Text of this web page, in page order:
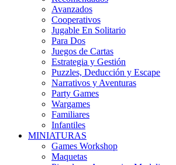
Avanzados
Cooperativos
Jugable En Solitario
Para Dos
Juegos de Cartas
Estrategia y Gestión
Puzzles, Deducción y Escape
Narrativos y Aventuras
Party Games
Wargames
Familiares
Infantiles
MINIATURAS
Games Workshop
Maquetas